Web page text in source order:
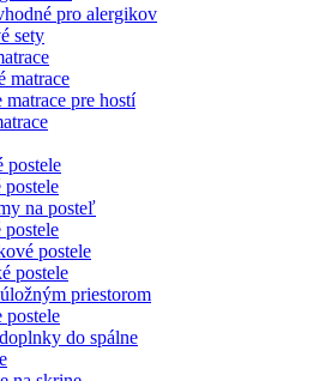
pro alergikov
sety
matrace
matrace pre hostí
postele
postele
na posteľ
postele
postele
postele
priestorom
postele
do spálne